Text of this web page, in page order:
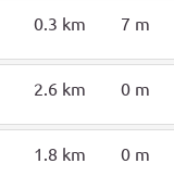
0.3 km 7 m
2.6 km 0 m
1.8 km 0 m